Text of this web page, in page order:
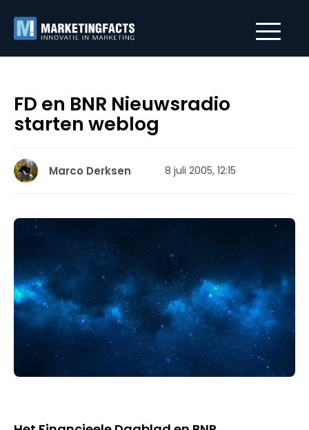
FD en BNR Nieuwsradio
starten weblog
Marco Derksen 8 juli 2005, 12:15